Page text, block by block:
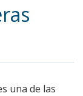
una de las